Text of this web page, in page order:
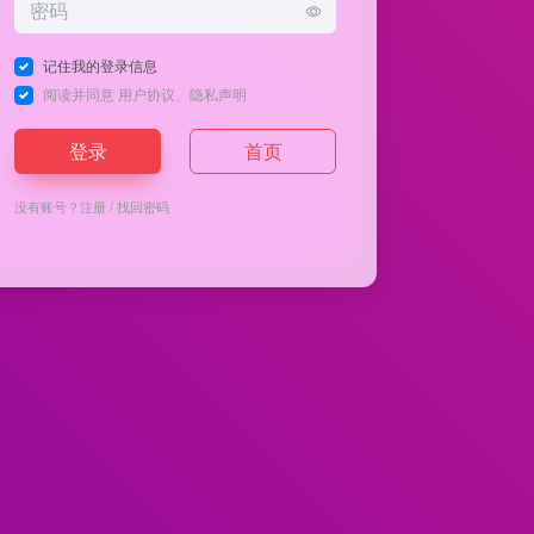
记住我的登录信息
阅读并同意 用户协议 隐私声明
登录 首页
没有账号？注册/找回密码